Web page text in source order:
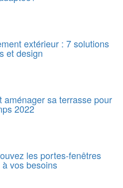
extérieur : 7 solutions
et design
aménager sa terrasse pour
2022
les portes-fenêtres
vos besoins